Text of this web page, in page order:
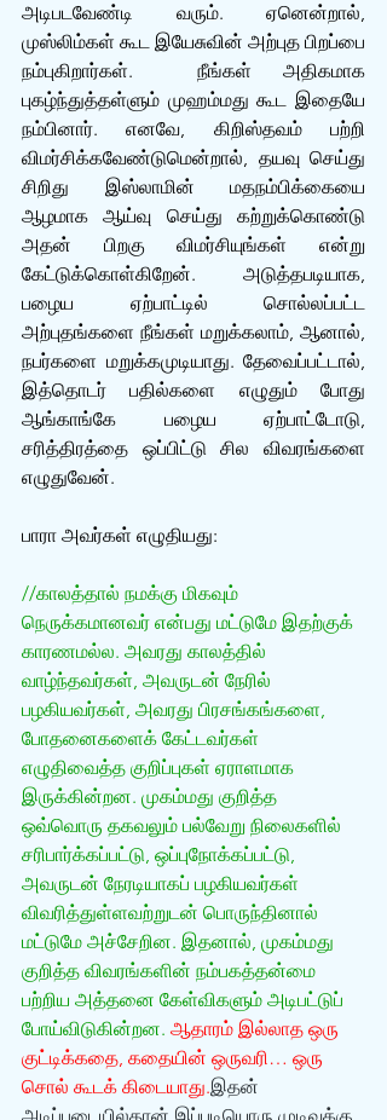
அடிபடவேண்டி வரும். ஏனென்றால்,
முஸ்லிம்கள் கூட இயேசுவின் அற்புத பிறப்பை
நம்புகிறார்கள்.  நீங்கள் அதிகமாக
புகழ்ந்துத்தள்ளும் முஹம்மது கூட இதையே
நம்பினார். எனவே, கிறிஸ்தவம் பற்றி
விமர்சிக்கவேண்டுமென்றால், தயவு செய்து
சிறிது இஸ்லாமின் மதநம்பிக்கையை
ஆழமாக ஆய்வு செய்து கற்றுக்கொண்டு
அதன் பிறகு விமர்சியுங்கள் என்று
கேட்டுக்கொள்கிறேன். அடுத்தபடியாக,
பழைய ஏற்பாட்டில் சொல்லப்பட்ட
அற்புதங்களை நீங்கள் மறுக்கலாம், ஆனால்,
நபர்களை மறுக்கமுடியாது. தேவைப்பட்டால்,
இத்தொடர் பதில்களை எழுதும் போது
ஆங்காங்கே பழைய ஏற்பாட்டோடு,
சரித்திரத்தை ஒப்பிட்டு சில விவரங்களை
எழுதுவேன்.
பாரா அவர்கள் எழுதியது:
//காலத்தால் நமக்கு மிகவும்
நெருக்கமானவர் என்பது மட்டுமே இதற்குக்
காரணமல்ல. அவரது காலத்தில்
வாழ்ந்தவர்கள், அவருடன் நேரில்
பழகியவர்கள், அவரது பிரசங்கங்களை,
போதனைகளைக் கேட்டவர்கள்
எழுதிவைத்த குறிப்புகள் ஏராளமாக
இருக்கின்றன. முகம்மது குறித்த
ஒவ்வொரு தகவலும் பல்வேறு நிலைகளில்
சரிபார்க்கப்பட்டு, ஒப்புநோக்கப்பட்டு,
அவருடன் நேரடியாகப் பழகியவர்கள்
விவரித்துள்ளவற்றுடன் பொருந்தினால்
மட்டுமே அச்சேறின. இதனால், முகம்மது
குறித்த விவரங்களின் நம்பகத்தன்மை
பற்றிய அத்தனை கேள்விகளும் அடிபட்டுப்
போய்விடுகின்றன. ஆதாரம் இல்லாத ஒரு
குட்டிக்கதை, கதையின் ஒருவரி… ஒரு
சொல் கூடக் கிடையாது.இதன்